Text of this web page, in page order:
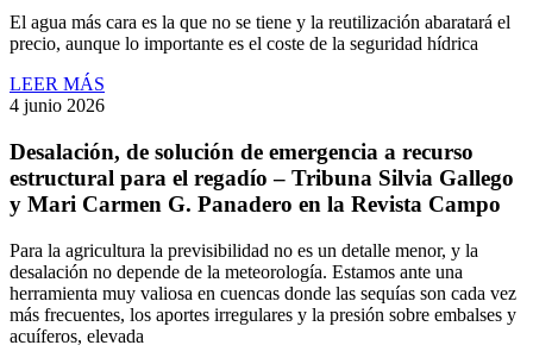
El agua más cara es la que no se tiene y la reutilización abaratará el
precio, aunque lo importante es el coste de la seguridad hídrica
LEER MÁS
4 junio 2026
Desalación, de solución de emergencia a recurso
estructural para el regadío – Tribuna Silvia Gallego
y Mari Carmen G. Panadero en la Revista Campo
Para la agricultura la previsibilidad no es un detalle menor, y la
desalación no depende de la meteorología. Estamos ante una
herramienta muy valiosa en cuencas donde las sequías son cada vez
más frecuentes, los aportes irregulares y la presión sobre embalses y
acuíferos, elevada